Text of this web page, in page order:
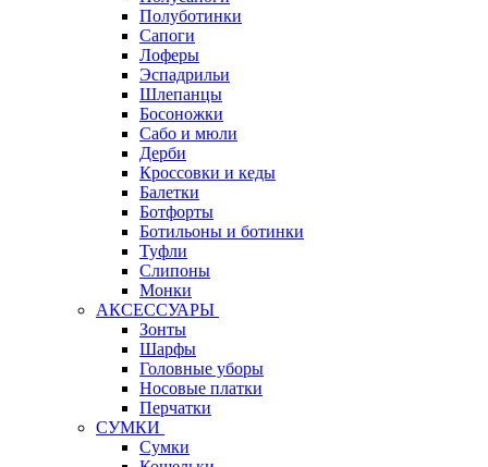
Полуботинки
Сапоги
Лоферы
Эспадрильи
Шлепанцы
Босоножки
Сабо и мюли
Дерби
Кроссовки и кеды
Балетки
Ботфорты
Ботильоны и ботинки
Туфли
Слипоны
Монки
АКСЕССУАРЫ
Зонты
Шарфы
Головные уборы
Носовые платки
Перчатки
СУМКИ
Сумки